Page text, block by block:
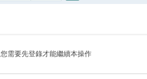
您需要先登錄才能繼續本操作